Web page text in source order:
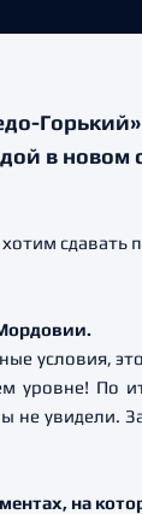
в новом
условия,
уровне! По
не увидели.
на